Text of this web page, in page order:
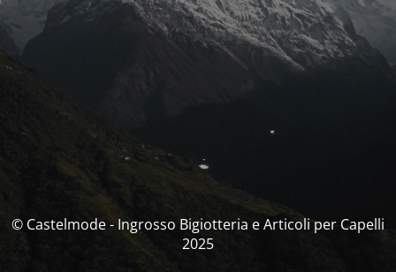
© Castelmode - Ingrosso Bigiotteria e Articoli per Capelli
2025